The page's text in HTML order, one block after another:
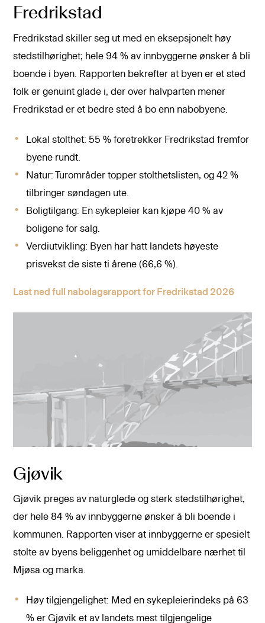
Fredrikstad
Fredrikstad skiller seg ut med en eksepsjonelt høy
stedstilhørighet; hele 94 % av innbyggerne ønsker å bli
boende i byen. Rapporten bekrefter at byen er et sted
folk er genuint glade i, der over halvparten mener
Fredrikstad er et bedre sted å bo enn nabobyene.
Lokal stolthet: 55 % foretrekker Fredrikstad fremfor
byene rundt.
Natur: Turområder topper stolthetslisten, og 42 %
tilbringer søndagen ute.
Boligtilgang: En sykepleier kan kjøpe 40 % av
boligene for salg.
Verdiutvikling: Byen har hatt landets høyeste
prisvekst de siste ti årene (66,6 %).
Last ned full nabolagsrapport for Fredrikstad 2026
Gjøvik
Gjøvik preges av naturglede og sterk stedstilhørighet,
der hele 84 % av innbyggerne ønsker å bli boende i
kommunen. Rapporten viser at innbyggerne er spesielt
stolte av byens beliggenhet og umiddelbare nærhet til
Mjøsa og marka.
Høy tilgjengelighet: Med en sykepleierindeks på 63
% er Gjøvik et av landets mest tilgjengelige